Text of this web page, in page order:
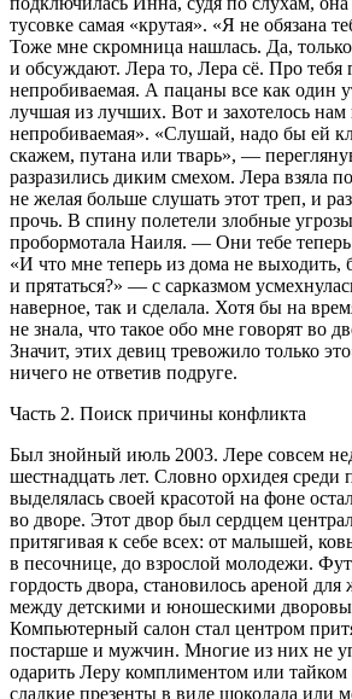
тусовке самая «крутая». «Я не обязана
Тоже мне скромница нашлась. Да, только
и обсуждают. Лера то, Лера сë. Про тебя
непробиваемая. А пацаны все как один
лучшая из лучших. Вот и захотелось нам
непробиваемая». «Слушай, надо бы ей
скажем, путана или тварь», —
разразились диким смехом. Лера взяла
не желая больше слушать этот треп, и
прочь. В спину полетели злобные
пробормотала Наиля. — Они тебе
«И что мне теперь из дома не выходить,
и прятаться?» — с сарказмом
наверное, так и сделала. Хотя бы на
не знала, что такое обо мне говорят во
Значит, этих девиц тревожило только
ничего не ответив подруге.
Часть 2. Поиск причины конфликта
Был знойный июль 2003. Лере совсем
шестнадцать лет. Словно орхидея среди
выделялась своей красотой на фоне
во дворе. Этот двор был сердцем
притягивая к себе всех: от малышей,
в песочнице, до взрослой молодежи.
гордость двора, становилось ареной для
между детскими и юношескими
Компьютерный салон стал центром
постарше и мужчин. Многие из них не
одарить Леру комплиментом или тайком
сладкие презенты в виде шоколада или